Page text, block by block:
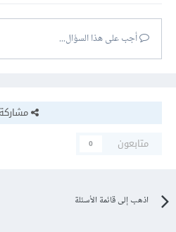
أجب على هذا السؤال...
مشاركة
متابعون
0
اذهب إلى قائمة الأسئلة